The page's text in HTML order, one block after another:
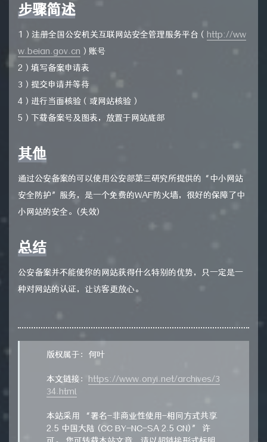
步骤简述
1）注册全国公安机关互联网站安全管理服务平台（ http://ww
w.beian.gov.cn ）账号
2）填写备案申请表
3）提交申请并等待
4）进行当面核验（或网站核验）
5）下载备案号及图表，放置于网站底部
其他
通过公安备案的可以使用公安部第三研究所提供的“中小网站
安全防护”服务，是一个免费的WAF防火墙，很好的保障了中
小网站的安全。(失效)
总结
公安备案并不能使你的网站获得什么特别的优势，只一定是一
种对网站的认证，让访客更放心。
版权属于：何叶
本文链接： https://www.onyi.net/archives/3
34.html
本站采用 “署名-非商业性使用-相同方式共享
2.5 中国大陆 (CC BY-NC-SA 2.5 CN)” 许